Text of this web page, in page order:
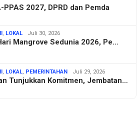
PPAS 2027, DPRD dan Pemda
, LOKAL Juli 30, 2026
Mangrove Sedunia 2026, Pe…
, LOKAL, PEMERINTAHAN Juli 29, 2026
Tunjukkan Komitmen, Jembatan…